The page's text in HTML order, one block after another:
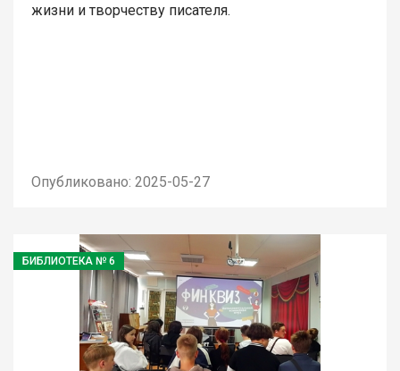
жизни и творчеству писателя.
Опубликовано: 2025-05-27
БИБЛИОТЕКА № 6